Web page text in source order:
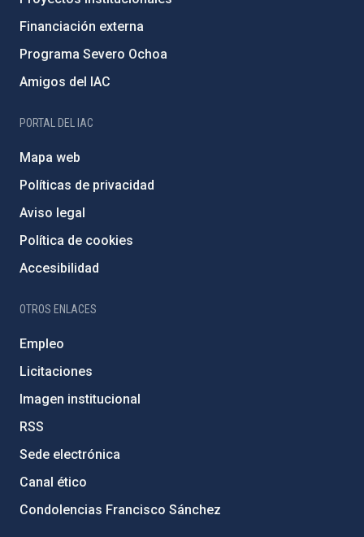
Financiación externa
Programa Severo Ochoa
Amigos del IAC
PORTAL DEL IAC
Mapa web
Políticas de privacidad
Aviso legal
Política de cookies
Accesibilidad
OTROS ENLACES
Empleo
Licitaciones
Imagen institucional
RSS
Sede electrónica
Canal ético
Condolencias Francisco Sánchez